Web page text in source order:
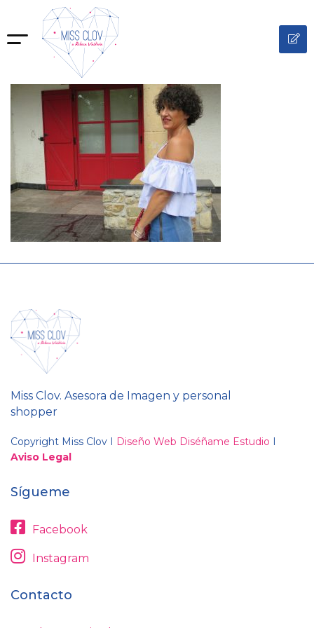
Miss Clov. Asesora de Imagen y personal
shopper
Copyright Miss Clov I Diseño Web Diséñame Estudio I
Aviso Legal
Sígueme
Facebook
Instagram
Contacto